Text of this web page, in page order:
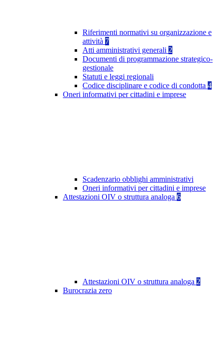
Riferimenti normativi su organizzazione e
attività 7
Atti amministrativi generali 2
Documenti di programmazione strategico-
gestionale
Statuti e leggi regionali
Codice disciplinare e codice di condotta 4
Oneri informativi per cittadini e imprese
Scadenzario obblighi amministrativi
Oneri informativi per cittadini e imprese
Attestazioni OIV o struttura analoga 6
Attestazioni OIV o struttura analoga 2
Burocrazia zero